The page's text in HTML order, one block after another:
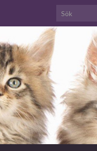
Search for: